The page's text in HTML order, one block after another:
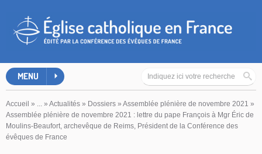
MENU
Accueil » ... » Actualités » Dossiers » Assemblée plénière de novembre 2021 »
Assemblée plénière de novembre 2021 : lettre du pape François à Mgr Éric de
Moulins-Beaufort, archevêque de Reims, Président de la Conférence des
évêques de France